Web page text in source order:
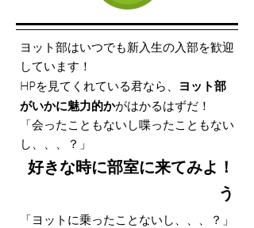
ヨット部はいつでも新入生の入部を歓迎
しています！
HPを見てくれている君なら、
ヨット部
がいかに魅力的かがはかるはずだ！
「会ったこともないし喋ったこともない
し、、、？」
！好きな時に部室に来てみよ
う
「ヨットに乗ったことないし、、、？」